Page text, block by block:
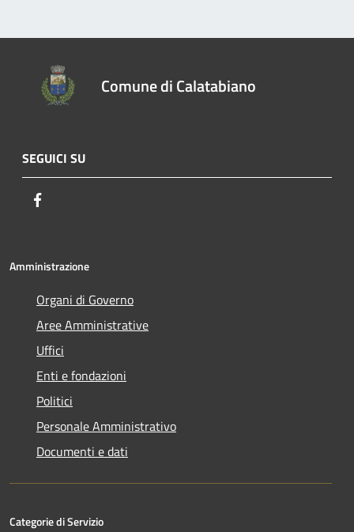
Comune di Calatabiano
SEGUICI SU
Amministrazione
Organi di Governo
Aree Amministrative
Uffici
Enti e fondazioni
Politici
Personale Amministrativo
Documenti e dati
Categorie di Servizio